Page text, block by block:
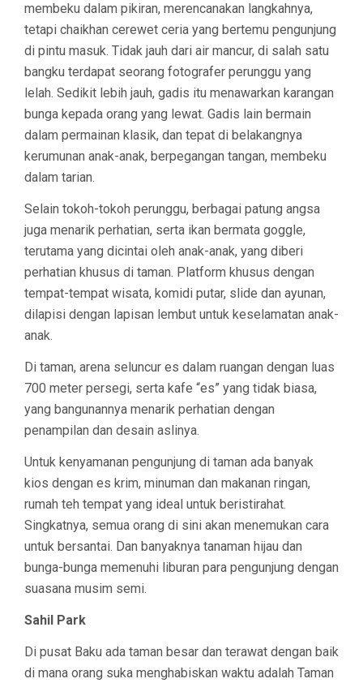
membeku dalam pikiran, merencanakan langkahnya,
tetapi chaikhan cerewet ceria yang bertemu pengunjung
di pintu masuk. Tidak jauh dari air mancur, di salah satu
bangku terdapat seorang fotografer perunggu yang
lelah. Sedikit lebih jauh, gadis itu menawarkan karangan
bunga kepada orang yang lewat. Gadis lain bermain
dalam permainan klasik, dan tepat di belakangnya
kerumunan anak-anak, berpegangan tangan, membeku
dalam tarian.
Selain tokoh-tokoh perunggu, berbagai patung angsa
juga menarik perhatian, serta ikan bermata goggle,
terutama yang dicintai oleh anak-anak, yang diberi
perhatian khusus di taman. Platform khusus dengan
tempat-tempat wisata, komidi putar, slide dan ayunan,
dilapisi dengan lapisan lembut untuk keselamatan anak-
anak.
Di taman, arena seluncur es dalam ruangan dengan luas
700 meter persegi, serta kafe “es” yang tidak biasa,
yang bangunannya menarik perhatian dengan
penampilan dan desain aslinya.
Untuk kenyamanan pengunjung di taman ada banyak
kios dengan es krim, minuman dan makanan ringan,
rumah teh tempat yang ideal untuk beristirahat.
Singkatnya, semua orang di sini akan menemukan cara
untuk bersantai. Dan banyaknya tanaman hijau dan
bunga-bunga memenuhi liburan para pengunjung dengan
suasana musim semi.
Sahil Park
Di pusat Baku ada taman besar dan terawat dengan baik
di mana orang suka menghabiskan waktu adalah Taman